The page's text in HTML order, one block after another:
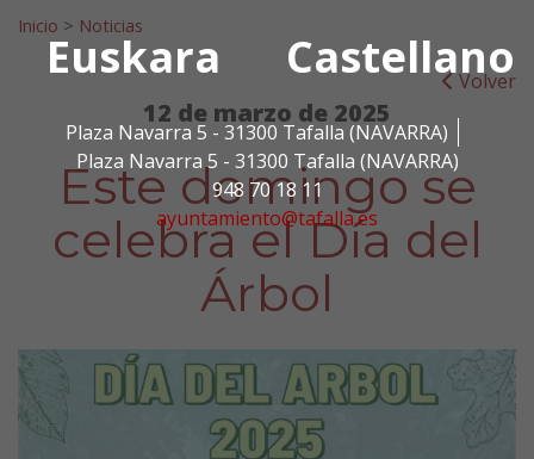
Euskara Castellano
Plaza Navarra 5 - 31300 Tafalla (NAVARRA)
Plaza Navarra 5 - 31300 Tafalla (NAVARRA)
948 70 18 11
ayuntamiento@tafalla.es
Search for:
Inicio > Noticias
Volver
12 de marzo de 2025
Este domingo se
celebra el Día del
Árbol